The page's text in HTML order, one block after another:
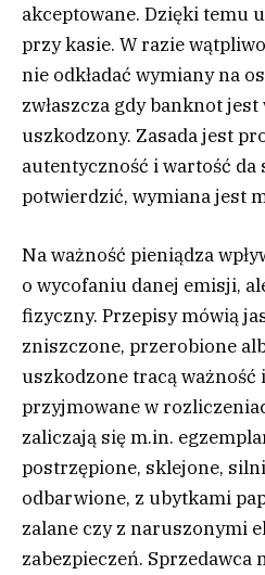
akceptowane. Dzięki temu
przy kasie. W razie
nie odkładać wymiany na
zwłaszcza gdy banknot jest
uszkodzony. Zasada jest
autentyczność i wartość da
potwierdzić, wymiana jest
Na ważność pieniądza
o wycofaniu danej emisji,
fizyczny. Przepisy mówią
zniszczone, przerobione
uszkodzone tracą ważność
przyjmowane w
zaliczają się m.in.
postrzępione, sklejone,
odbarwione, z ubytkami
zalane czy z naruszonymi
zabezpieczeń. Sprzedawca